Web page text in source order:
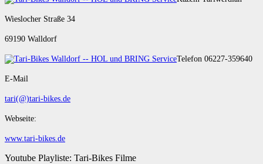
Wieslocher Straße 34
69190 Walldorf
Telefon 06227-359640
E-Mail
tari(@)tari-bikes.de
Webseite:
www.tari-bikes.de
Youtube Playliste: Tari-Bikes Filme